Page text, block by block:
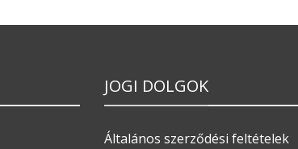
JOGI DOLGOK
Általános szerződési feltételek